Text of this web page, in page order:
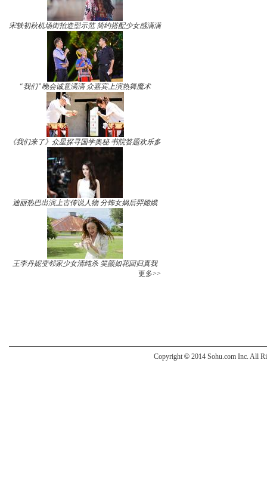
宋轶初秋机场街拍造型示范 简约搭配少女感满满
“我们”晚会诚意满满 众嘉宾上演热舞魔术
《我们来了》众星探寻国学奥秘 书院答题欢乐多
迪丽热巴出演上古传说人物 分饰女娲后羿嫦娥
王李丹妮变邻家少女清纯杀 笑颜如花回归真我
更多>>
Copyright © 2014 Sohu.com Inc. All